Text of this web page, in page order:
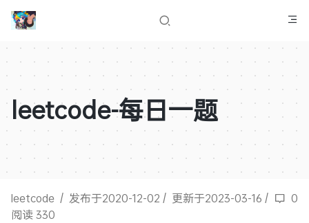
leetcode-每日一题
leetcode / 发布于2020-12-02 / 更新于2023-03-16 /
阅读 330
0